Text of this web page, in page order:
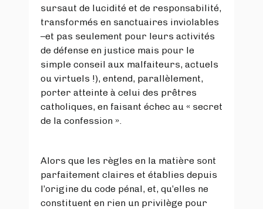
sursaut de lucidité et de responsabilité,
transformés en sanctuaires inviolables
–et pas seulement pour leurs activités
de défense en justice mais pour le
simple conseil aux malfaiteurs, actuels
ou virtuels !), entend, parallèlement,
porter atteinte à celui des prêtres
catholiques, en faisant échec au « secret
de la confession ».
Alors que les règles en la matière sont
parfaitement claires et établies depuis
l’origine du code pénal, et, qu’elles ne
constituent en rien un privilège pour